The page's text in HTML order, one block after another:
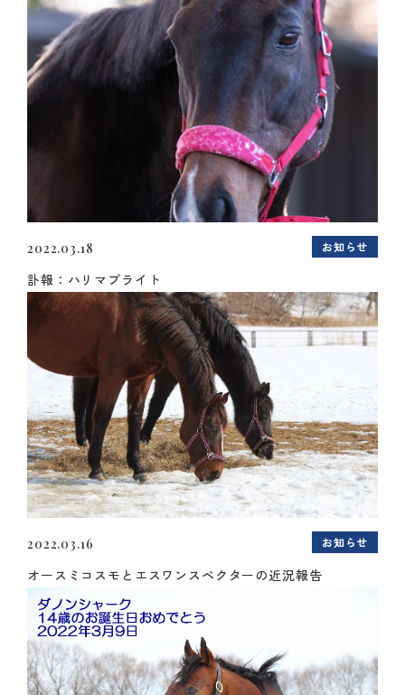
2022.03.18 お知らせ
訃報：ハリマブライト
2022.03.16 お知らせ
オースミコスモとエスワンスペクターの近況報告